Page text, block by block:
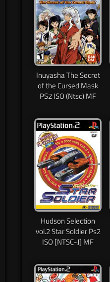
Inuyasha The Secret
of the Cursed Mask
PS2 ISO (Ntsc) MF
Hudson Selection
vol.2 Star Soldier Ps2
ISO [NTSC-J] MF